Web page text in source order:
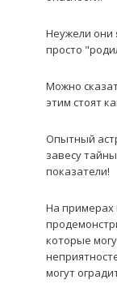
Неужели они
просто
Можно
этим стоят
Опытный
завесу
показатели!
На примерах
которые
могут